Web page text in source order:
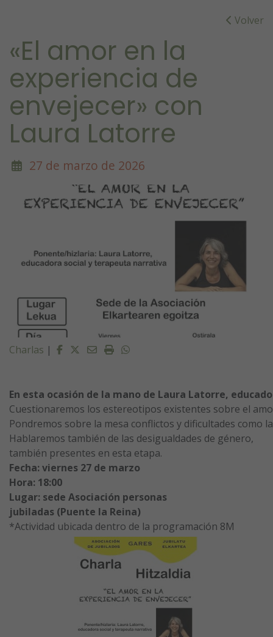
Volver
«El amor en la
experiencia de
envejecer» con
Laura Latorre
27 de marzo de 2026
Charlas | Facebook
Twitter
EmailImprimirWhatsapp
En esta ocasión de la mano de Laura Latorre,
Cuestionaremos los estereotipos existentes sobre el
Pondremos sobre la mesa conflictos y dificultades como la
Hablaremos también de las desigualdades de género,
también presentes en esta etapa.
Fecha: viernes 27 de marzo
Hora: 18:00
Lugar: sede Asociación personas
jubiladas (Puente la Reina)
*Actividad ubicada dentro de la programación 8M